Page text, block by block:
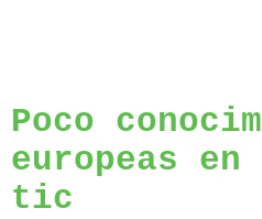
Poco
europeas
tic